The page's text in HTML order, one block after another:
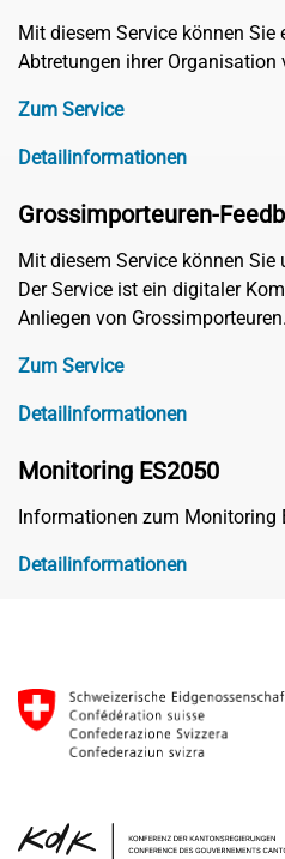
Mit diesem Service können Sie
Abtretungen ihrer Organisation
Zum Service
Detailinformationen
Grossimporteuren-
Mit diesem Service können Sie
Der Service ist ein digitaler
Anliegen von Grossimporteuren.
Zum Service
Detailinformationen
Monitoring ES2050
Informationen zum Monitoring
Detailinformationen